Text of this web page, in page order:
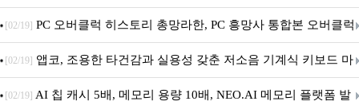
데이트!
[02/19] PC 오버클럭 히스토리 총망라한, PC 흥망사 통합본 오버클럭
특집(1-4편)
[02/19] 앱코, 조용한 타건감과 실용성 갖춘 저소음 기계식 키보드 마
우스 세트 'KM580' 출시
[02/19] AI 칩 캐시 5배, 메모리 용량 10배, NEO.AI 메모리 플랫폼 발